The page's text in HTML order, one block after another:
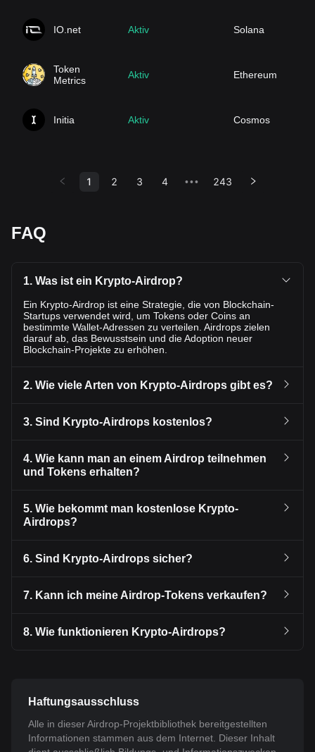
IO.net Aktiv Solana
Token
Metrics
Aktiv Ethereum
Initia Aktiv Cosmos
1 2 3 4 ••• 243
FAQ
1. Was ist ein Krypto-Airdrop?
Ein Krypto-Airdrop ist eine Strategie, die von Blockchain-
Startups verwendet wird, um Tokens oder Coins an
bestimmte Wallet-Adressen zu verteilen. Airdrops zielen
darauf ab, das Bewusstsein und die Adoption neuer
Blockchain-Projekte zu erhöhen.
2. Wie viele Arten von Krypto-Airdrops gibt es?
3. Sind Krypto-Airdrops kostenlos?
4. Wie kann man an einem Airdrop teilnehmen
und Tokens erhalten?
5. Wie bekommt man kostenlose Krypto-
Airdrops?
6. Sind Krypto-Airdrops sicher?
7. Kann ich meine Airdrop-Tokens verkaufen?
8. Wie funktionieren Krypto-Airdrops?
Haftungsausschluss
Alle in dieser Airdrop-Projektbibliothek bereitgestellten
Informationen stammen aus dem Internet. Dieser Inhalt